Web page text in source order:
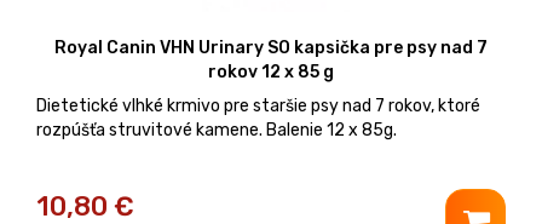
Royal Canin VHN Urinary SO kapsička pre psy nad 7
rokov 12 x 85 g
Dietetické vlhké krmivo pre staršie psy nad 7 rokov, ktoré
rozpúšťa struvitové kamene. Balenie 12 x 85g.
10,80 €